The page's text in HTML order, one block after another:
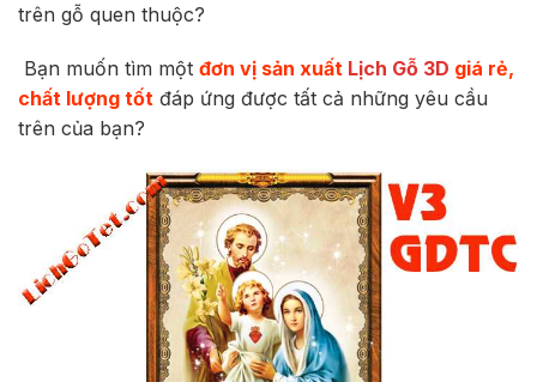
trên gỗ quen thuộc?
Bạn muốn tìm một đơn vị sản xuất Lịch Gỗ 3D giá rẻ,
chất lượng tốt đáp ứng được tất cả những yêu cầu
trên của bạn?